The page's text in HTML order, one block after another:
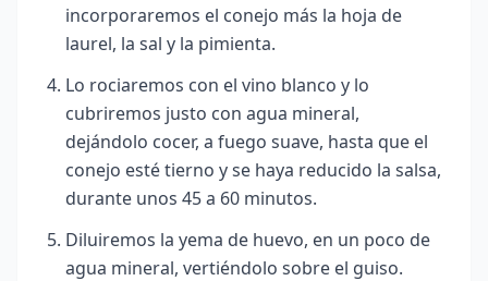
incorporaremos el conejo más la hoja de
laurel, la sal y la pimienta.
Lo rociaremos con el vino blanco y lo
cubriremos justo con agua mineral,
dejándolo cocer, a fuego suave, hasta que el
conejo esté tierno y se haya reducido la salsa,
durante unos 45 a 60 minutos.
Diluiremos la yema de huevo, en un poco de
agua mineral, vertiéndolo sobre el guiso.